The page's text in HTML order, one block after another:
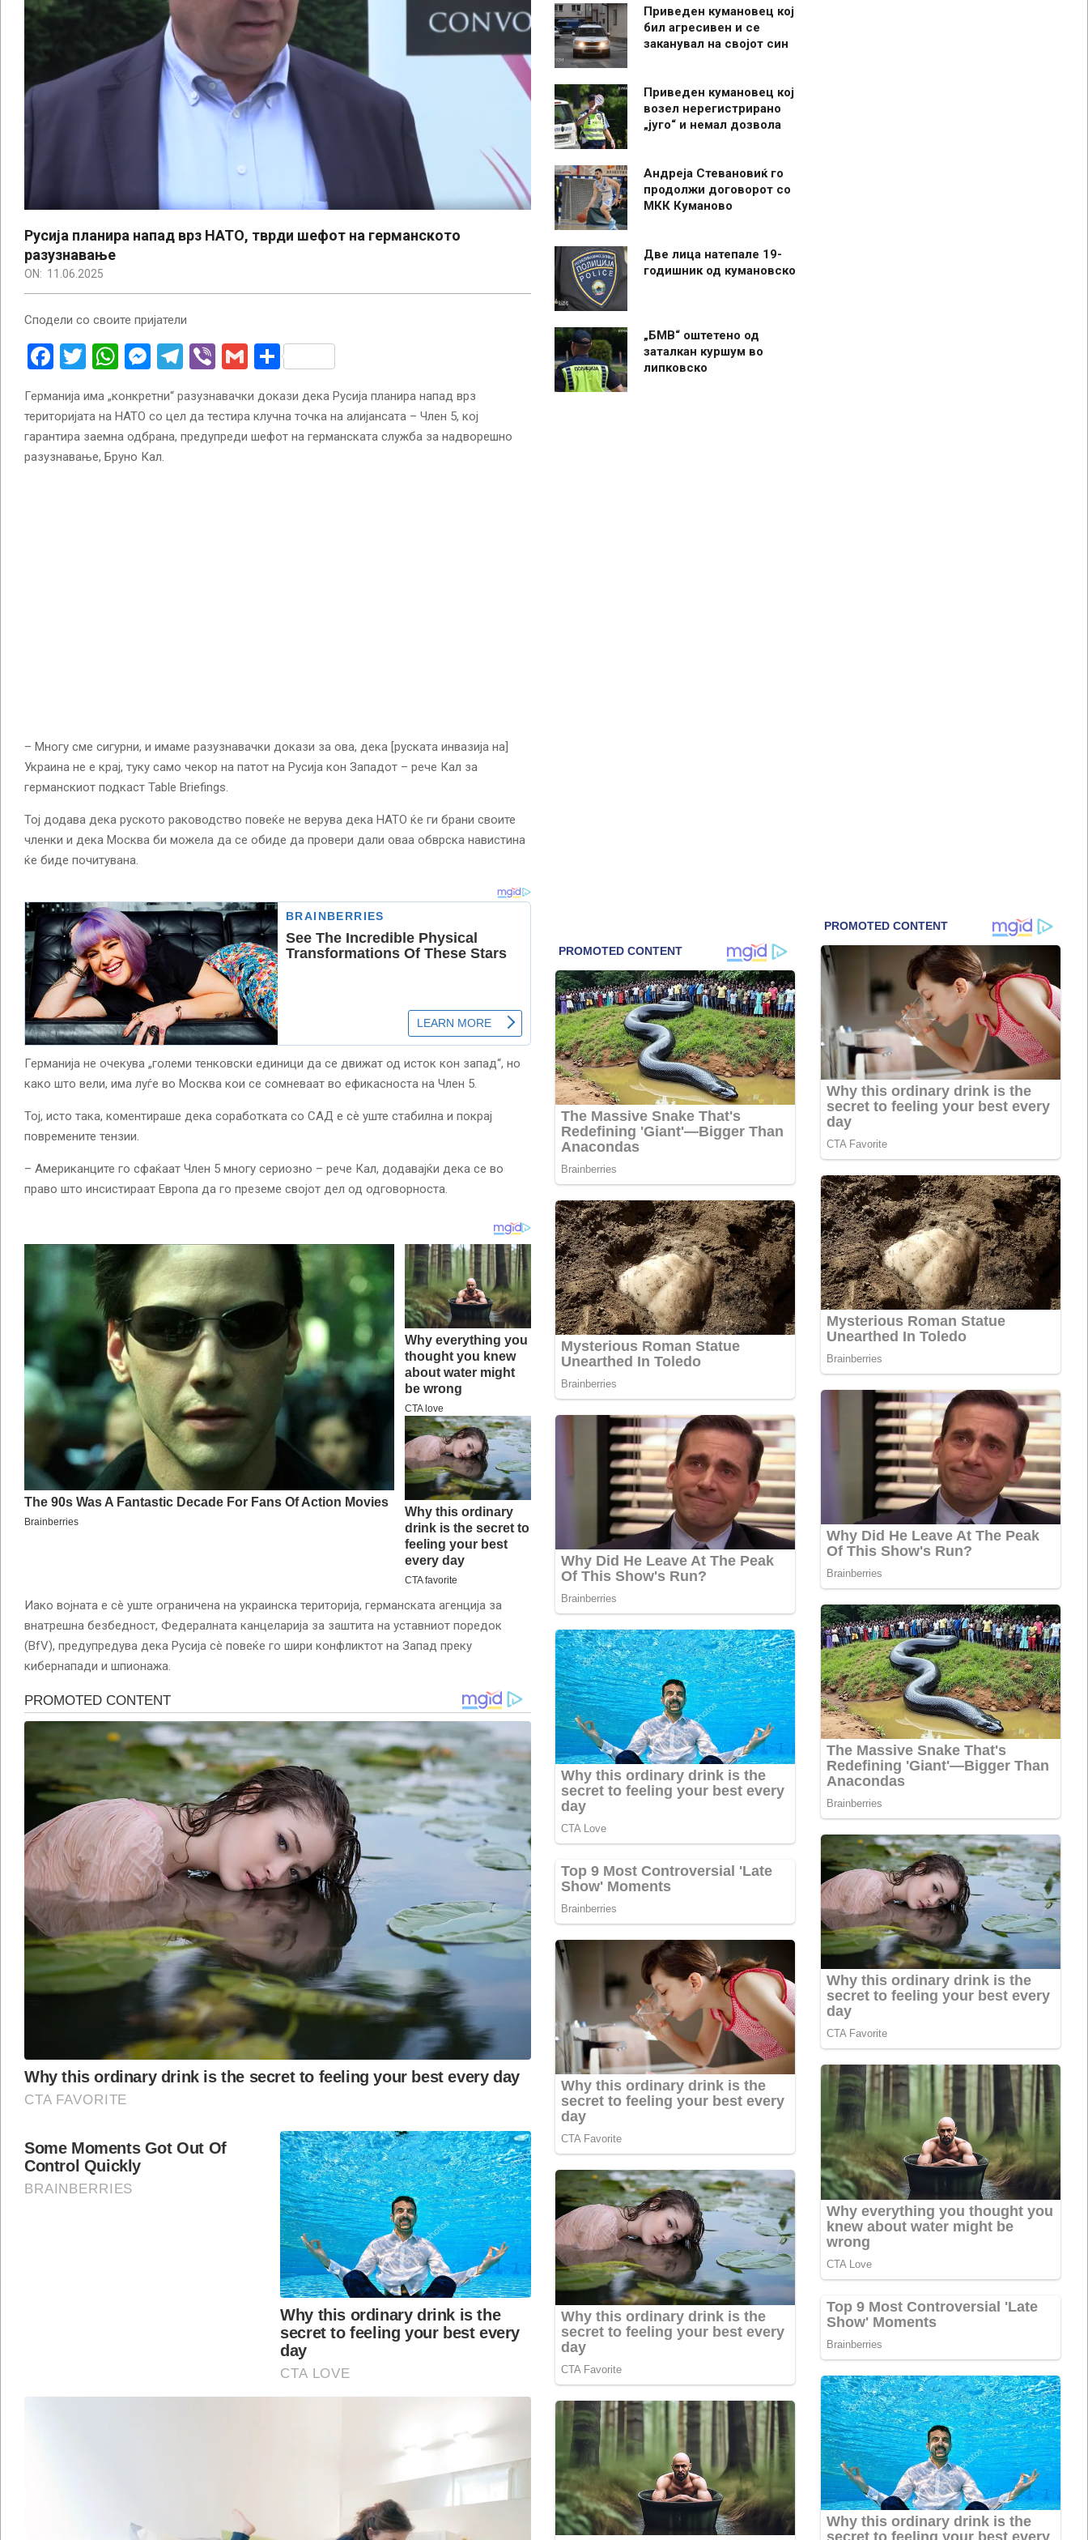
Русија планира напад врз НАТО, тврди шефот на германското
разузнавање
ON: 11.06.2025
Сподели со своите пријатели
Facebook
Twitter
WhatsApp
Messenger
Telegram
ViberGmailShare
Германија има „конкретни“ разузнавачки докази дека Русија планира напад врз
територијата на НАТО со цел да тестира клучна точка на алијансата – Член 5, кој
гарантира заемна одбрана, предупреди шефот на германската служба за надворешно
разузнавање, Бруно Кал.
– Многу сме сигурни, и имаме разузнавачки докази за ова, дека [руската инвазија на]
Украина не е крај, туку само чекор на патот на Русија кон Западот – рече Кал за
германскиот подкаст Table Briefings.
Тој додава дека руското раководство повеќе не верува дека НАТО ќе ги брани своите
членки и дека Москва би можела да се обиде да провери дали оваа обврска навистина
ќе биде почитувана.
Германија не очекува „големи тенковски единици да се движат од исток кон запад“, но
како што вели, има луѓе во Москва кои се сомневаат во ефикасноста на Член 5.
Тој, исто така, коментираше дека соработката со САД е сè уште стабилна и покрај
повремените тензии.
– Американците го сфаќаат Член 5 многу сериозно – рече Кал, додавајќи дека се во
право што инсистираат Европа да го преземе својот дел од одговорноста.
Иако војната е сè уште ограничена на украинска територија, германската агенција за
внатрешна безбедност, Федералната канцеларија за заштита на уставниот поредок
(BfV), предупредува дека Русија сè повеќе го шири конфликтот на Запад преку
кибернапади и шпионажа.
Приведен кумановец кој
бил агресивен и се
заканувал на својот син
Приведен кумановец кој
возел нерегистрирано
„југо“ и немал дозвола
Андреја Стевановиќ го
продолжи договорот со
МКК Куманово
Две лица натепале 19-
годишник од кумановско
„БМВ“ оштетено од
заталкан куршум во
липковско